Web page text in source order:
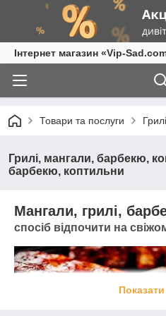
Інтернет магазин «Vip-
Товари та послуги
Грилі, мангали, барбекю,
барбекю, коптильни
Мангали, грилі,
спосіб відпочити на